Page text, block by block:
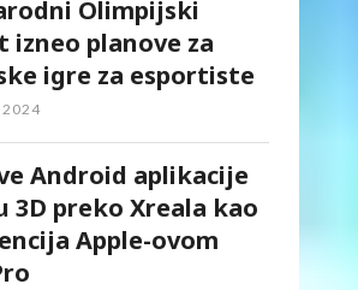
Olimpijski
izneo planove za
igre za esportiste
2024
Android aplikacije
3D preko Xreala kao
Apple-ovom